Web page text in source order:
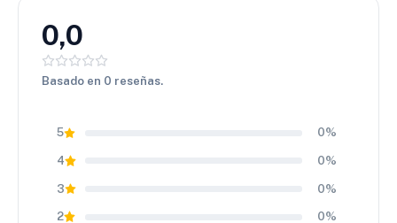
0,0
Basado en 0 reseñas.
5 0%
4 0%
3 0%
2 0%